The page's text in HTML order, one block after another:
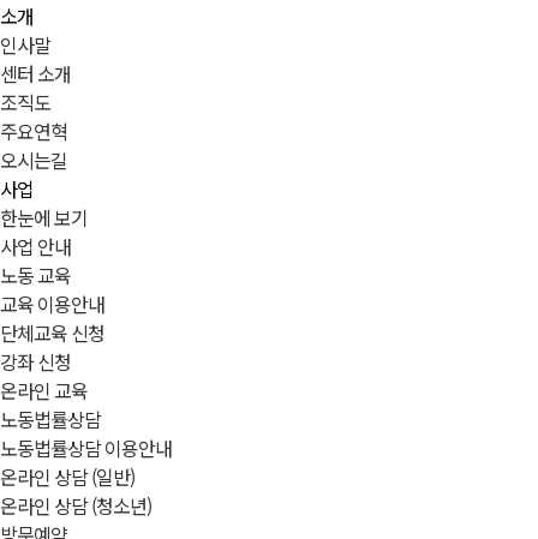
소개
인사말
센터 소개
조직도
주요연혁
오시는길
사업
한눈에 보기
사업 안내
노동 교육
교육 이용안내
단체교육 신청
강좌 신청
온라인 교육
노동법률상담
노동법률상담 이용안내
온라인 상담 (일반)
온라인 상담 (청소년)